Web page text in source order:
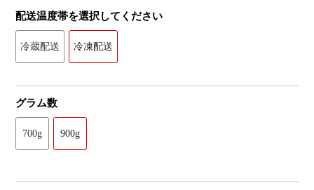
配送温度帯を選択してください
冷蔵配送 冷凍配送
グラム数
700g 900g